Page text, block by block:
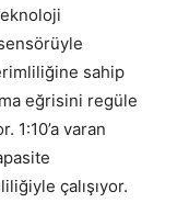
sahip
eğrisini regüle
1:10’a varan
çalışıyor.